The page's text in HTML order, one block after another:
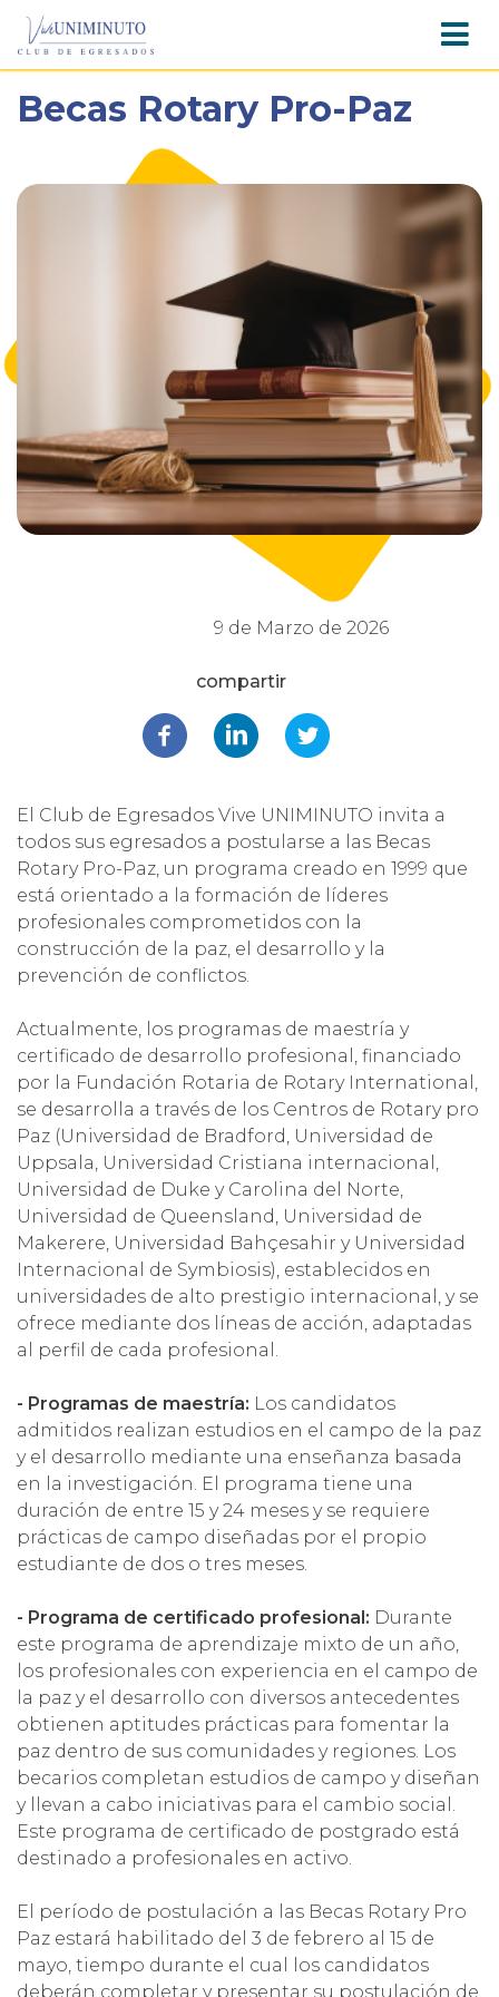
Becas Rotary Pro-Paz
9 de Marzo de 2026
El Club de Egresados Vive UNIMINUTO invita a
todos sus egresados a postularse a las Becas
Rotary Pro-Paz, un programa creado en 1999 que
está orientado a la formación de líderes
profesionales comprometidos con la
construcción de la paz, el desarrollo y la
prevención de conflictos.
Actualmente, los programas de maestría y
certificado de desarrollo profesional, financiado
por la Fundación Rotaria de Rotary International,
se desarrolla a través de los Centros de Rotary pro
Paz (Universidad de Bradford, Universidad de
Uppsala, Universidad Cristiana internacional,
Universidad de Duke y Carolina del Norte,
Universidad de Queensland, Universidad de
Makerere, Universidad Bahçesahir y Universidad
Internacional de Symbiosis), establecidos en
universidades de alto prestigio internacional, y se
ofrece mediante dos líneas de acción, adaptadas
al perfil de cada profesional.
- Programas de maestría: Los candidatos
admitidos realizan estudios en el campo de la paz
y el desarrollo mediante una enseñanza basada
en la investigación. El programa tiene una
duración de entre 15 y 24 meses y se requiere
prácticas de campo diseñadas por el propio
estudiante de dos o tres meses.
- Programa de certificado profesional: Durante
este programa de aprendizaje mixto de un año,
los profesionales con experiencia en el campo de
la paz y el desarrollo con diversos antecedentes
obtienen aptitudes prácticas para fomentar la
paz dentro de sus comunidades y regiones. Los
becarios completan estudios de campo y diseñan
y llevan a cabo iniciativas para el cambio social.
Este programa de certificado de postgrado está
destinado a profesionales en activo.
El período de postulación a las Becas Rotary Pro
Paz estará habilitado del 3 de febrero al 15 de
mayo, tiempo durante el cual los candidatos
deberán completar y presentar su postulación de